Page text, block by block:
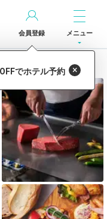
会員登録 メニュー